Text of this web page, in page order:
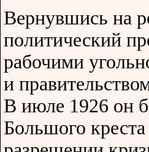
Вернувшись на
политический
рабочими
и
В июле 1926 он
Большого